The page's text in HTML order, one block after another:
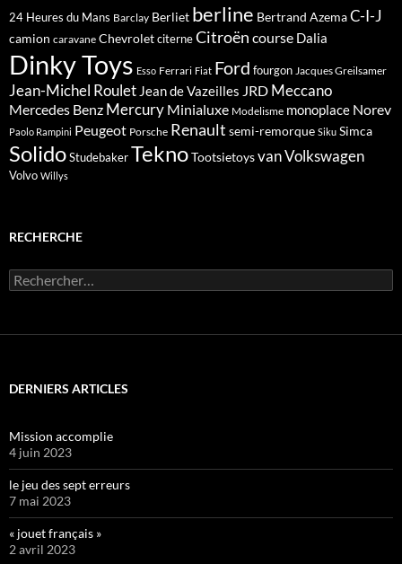
24 Heures du Mans Barclay Berliet berline Bertrand AzemaC-I-J
camion caravane ChevroletciterneCitroën course Dalia
Dinky Toys Esso Ferrari Fiat Ford fourgon Jacques Greilsamer
Jean-Michel Roulet Jean de Vazeilles JRD Meccano
Mercedes Benz Mercury Minialuxe Modelisme monoplace Norev
Paolo Rampini Peugeot Porsche Renault semi-remorque Siku Simca
SolidoStudebakerTeknoTootsietoysvanVolkswagen
Volvo Willys
RECHERCHE
Rechercher :
DERNIERS ARTICLES
Mission accomplie
4 juin 2023
le jeu des sept erreurs
7 mai 2023
« jouet français »
2 avril 2023